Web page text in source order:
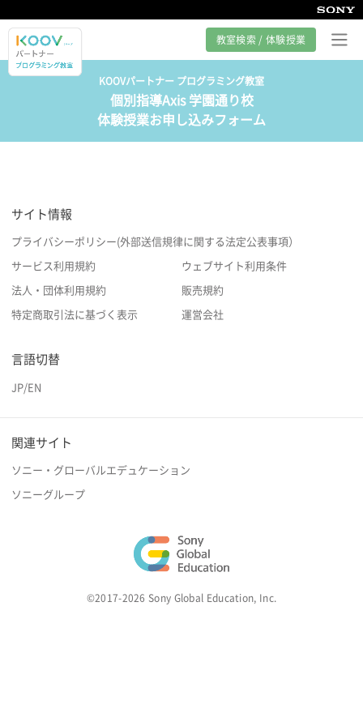
教室検索 / 体験授業
プログラミング教室とは
カリキュラム紹介
サポート
KOOVパートナー プログラミング教室
個別指導Axis 学園通り校
体験授業お申し込みフォーム
サイト情報
プライバシーポリシー(外部送信規律に関する法定公表事項）
サービス利用規約 ウェブサイト利用条件
法人・団体利用規約 販売規約
特定商取引法に基づく表示 運営会社
言語切替
JP/EN
関連サイト
ソニー・グローバルエデュケーション
ソニーグループ
©2017-2026 Sony Global Education, Inc.